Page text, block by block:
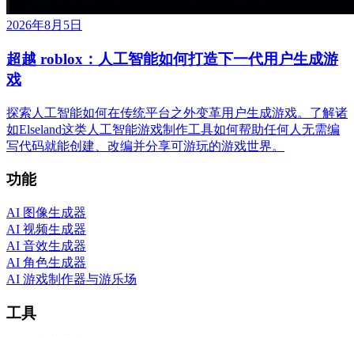
2026年8月5日
超越 roblox：人工智能如何打造下一代用户生成游
戏
探索人工智能如何在传统平台之外变革用户生成游戏。了解诸
如Elseland这类人工智能游戏制作工具如何帮助任何人无需编
写代码就能创建、改编并分享可游玩的游戏世界。
功能
AI 图像生成器
AI 视频生成器
AI 音效生成器
AI 角色生成器
AI 游戏制作器与游乐场
工具